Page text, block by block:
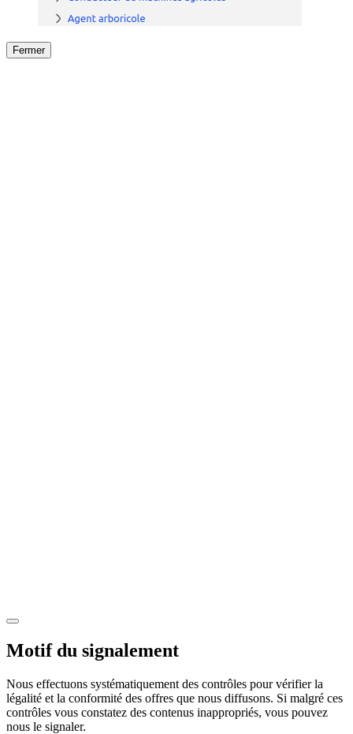
Fermer
Motif du signalement
Nous effectuons systématiquement des contrôles pour vérifier la
légalité et la conformité des offres que nous diffusons. Si malgré ces
contrôles vous constatez des contenus inappropriés, vous pouvez
nous le signaler.